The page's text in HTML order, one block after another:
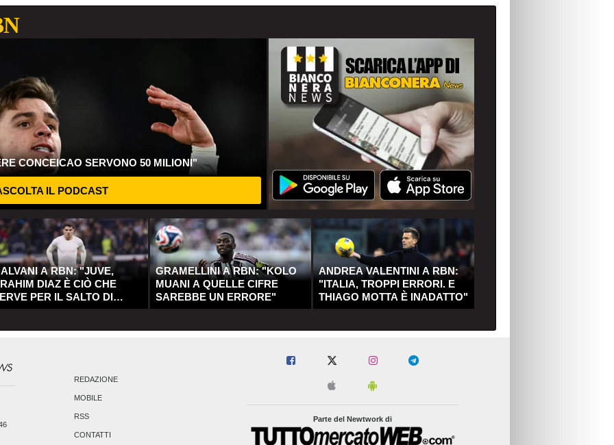
CONCEICAO SERVONO 50 MILIONI"
IL PODCAST
A RBN: "JUVE,
DIAZ È CIÒ CHE
PER IL SALTO DI
GRAMELLINI A RBN: "KOLO
MUANI A QUELLE CIFRE
SAREBBE UN ERRORE"
ANDREA VALENTINI A RBN:
"ITALIA, TROPPI ERRORI. E
THIAGO MOTTA È INADATTO"
REDAZIONE
MOBILE
RSS
CONTATTI
Parte del Newtwork di